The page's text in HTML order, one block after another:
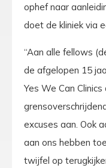
ophef naar
doet de kliniek via
“Aan alle fellows
de afgelopen 15
Yes We Can
excuses aan. Ook
aan ons hebben
twijfel op